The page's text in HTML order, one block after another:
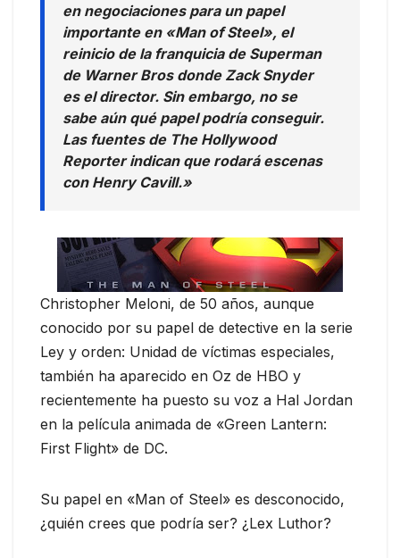
en negociaciones para un papel
importante en «Man of Steel», el
reinicio de la franquicia de Superman
de Warner Bros donde Zack Snyder
es el director. Sin embargo, no se
sabe aún qué papel podría conseguir.
Las fuentes de The Hollywood
Reporter indican que rodará escenas
con Henry Cavill.»
Christopher Meloni, de 50 años, aunque
conocido por su papel de detective en la serie
Ley y orden: Unidad de víctimas especiales,
también ha aparecido en Oz de HBO y
recientemente ha puesto su voz a Hal Jordan
en la película animada de «Green Lantern:
First Flight» de DC.
Su papel en «Man of Steel» es desconocido,
¿quién crees que podría ser? ¿Lex Luthor?